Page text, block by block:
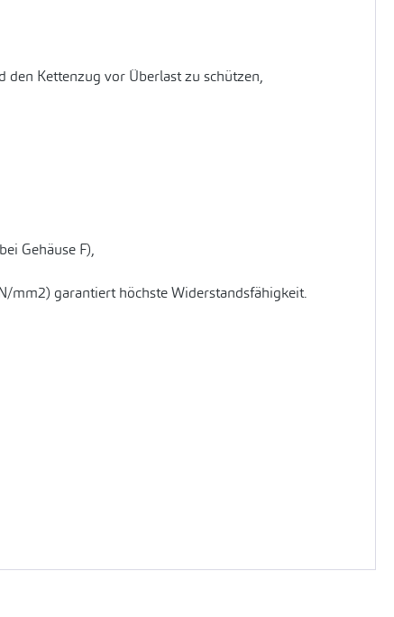
Kettenzug vor Überlast zu schützen,
Gehäuse F),
mm2) garantiert höchste Widerstandsfähigkeit.